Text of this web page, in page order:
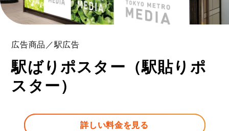
広告商品／駅広告
駅ばりポスター（駅貼りポ
スター）
詳しい料金を見る